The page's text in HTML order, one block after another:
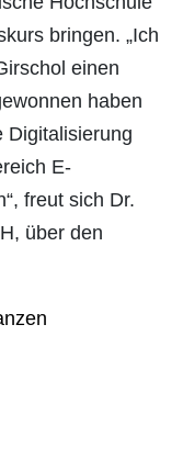
bringen. „Ich
einen
haben
Digitalisierung
E-
freut sich Dr.
über den